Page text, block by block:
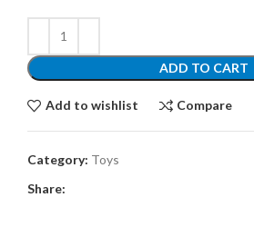
ADD TO CART
Add to wishlist Compare
Category: Toys
Share: